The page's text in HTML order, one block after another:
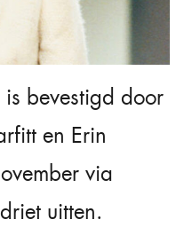
bevestigd door
en Erin
via
uitten.